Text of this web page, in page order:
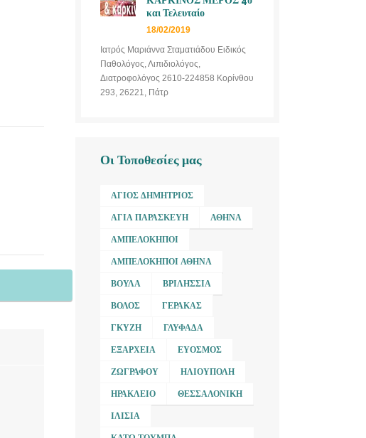
και Τελευταίο
18/02/2019
Ιατρός Μαριάννα Σταματιάδου Ειδικός
Παθολόγος, Λιπιδιολόγος,
Διατροφολόγος 2610-224858 Κορίνθου
293, 26221, Πάτρ
Οι Τοποθεσίες μας
ΆΓΙΟΣ ΔΗΜΉΤΡΙΟΣ
ΑΓΊΑ ΠΑΡΑΣΚΕΥΉ ΑΘΉΝΑ
ΑΜΠΕΛΌΚΗΠΟΙ
ΑΜΠΕΛΌΚΗΠΟΙ ΑΘΉΝΑ
ΒΟΎΛΑ ΒΡΙΛΉΣΣΙΑ
ΒΌΛΟΣ ΓΈΡΑΚΑΣ
ΓΚΎΖΗ ΓΛΥΦΆΔΑ
ΕΞΆΡΧΕΙΑ ΕΎΟΣΜΟΣ
ΖΩΓΡΆΦΟΥ ΗΛΙΟΎΠΟΛΗ
ΗΡΆΚΛΕΙΟ ΘΕΣΣΑΛΟΝΊΚΗ
ΙΛΊΣΙΑ